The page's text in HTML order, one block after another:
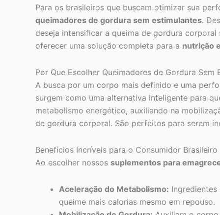
Para os brasileiros que buscam otimizar sua
queimadores de gordura sem estimulantes.
deseja intensificar a queima de gordura
oferecer uma solução completa para a nutrição
Por Que Escolher Queimadores de Gordura Sem
A busca por um corpo mais definido e uma
surgem como uma alternativa inteligente para
metabolismo energético, auxiliando na
de gordura corporal. São perfeitos para serem
Benefícios Incríveis para o Consumidor Brasileiro
Ao escolher nossos suplementos para
Aceleração do Metabolismo:
queime mais calorias mesmo em repouso.